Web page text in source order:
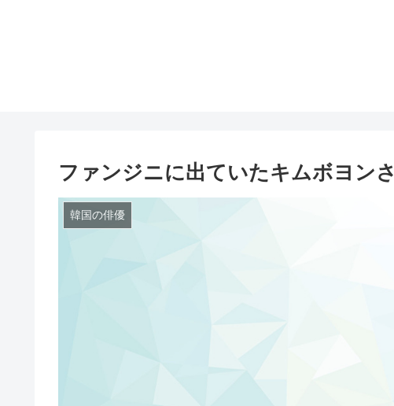
ファンジニに出ていたキムボヨン
韓国の俳優